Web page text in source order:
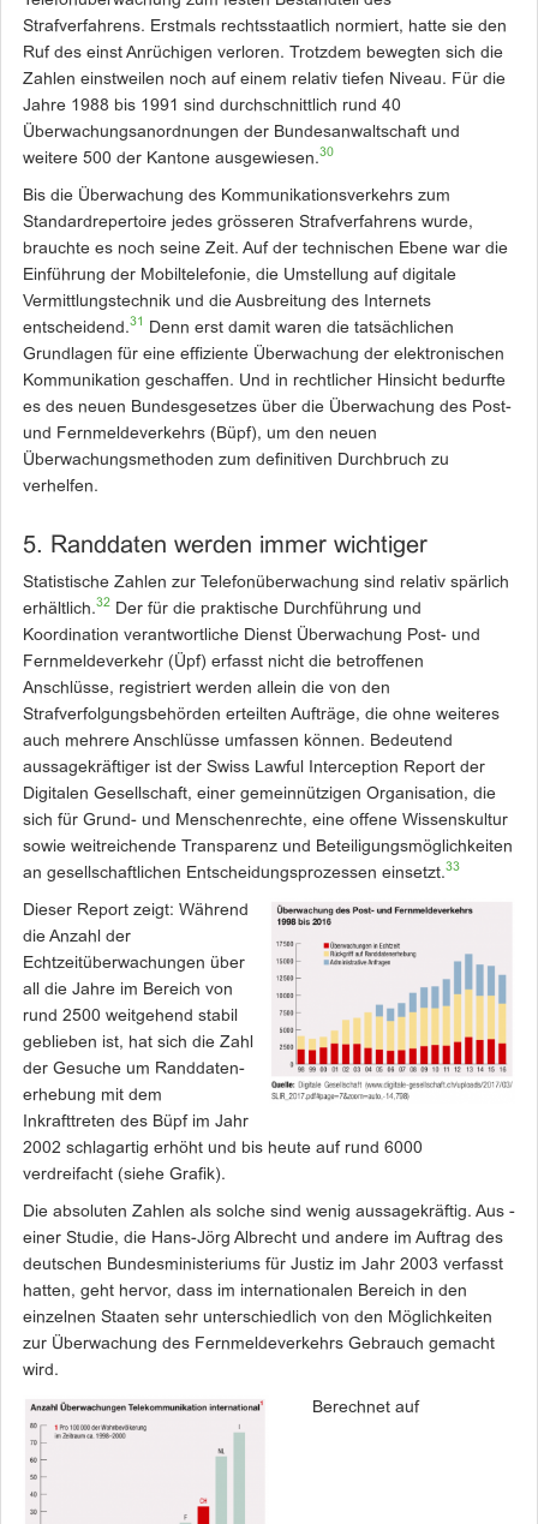
Strafverfahrens. Erstmals rechtsstaatlich normiert, hatte sie den
Ruf des einst Anrüchigen verloren. Trotzdem bewegten sich die
Zahlen einstweilen noch auf ­einem relativ tiefen Niveau. Für die
­Jahre 1988 bis 1991 sind durchschnittlich rund 40
Überwachungsanordnungen der Bundesanwaltschaft und
weitere 500 der Kantone ausgewiesen.30
Bis die Überwachung des Kommunikationsverkehrs zum
Standardrepertoire jedes grösseren Strafverfahrens wurde,
brauchte es noch seine Zeit. Auf der technischen Ebene war die
Einführung der Mobiltelefonie, die Umstellung auf digitale
Vermittlungstechnik und die Ausbreitung des Internets
entscheidend.31
Denn erst damit waren die tatsächlichen
Grundlagen für eine effiziente Überwachung der elektronischen
Kommunikation geschaffen. Und in rechtlicher Hinsicht bedurfte
es des neuen Bundesgesetzes über die Überwachung des Post-
und Fernmeldeverkehrs (Büpf), um den neuen
Überwachungsmethoden zum definitiven Durchbruch zu
verhelfen.
5. Randdaten werden immer wichtiger
Statistische Zahlen zur Telefonüberwachung sind relativ spärlich
erhältlich.32
Der für die praktische Durchführung und
Koordination verantwortliche Dienst Überwachung Post- und
Fernmeldeverkehr (Üpf) erfasst nicht die betroffenen
Anschlüsse, registriert werden allein die von den
Strafverfolgungsbehörden erteilten Aufträge, die ohne weiteres
auch mehrere Anschlüsse umfassen können. Bedeutend
aussagekräftiger ist der Swiss Lawful Interception Report der
Digitalen Gesellschaft, einer gemeinnützigen Organisation, die
sich für Grund- und Menschenrechte, eine offene Wissenskultur
sowie weitreichende Transparenz und Beteiligungsmöglichkeiten
an gesellschaftlichen Entscheidungsprozessen einsetzt.33
Dieser Report zeigt: Während
die Anzahl der
Echtzeitüberwachungen über
all die Jahre im Bereich von
rund 2500 weitgehend stabil
geblieben ist, hat sich die Zahl
der Gesuche um Randdaten­
erhebung mit dem
Inkrafttreten des Büpf im Jahr
2002 schlagartig erhöht und bis heute auf rund 6000
verdreifacht (siehe Grafik).
Die absoluten Zahlen als solche sind wenig aussagekräftig. Aus ­
einer Studie, die Hans-Jörg Al­brecht und andere im Auftrag des
deutschen Bundesministeriums für Justiz im Jahr 2003 verfasst
hatten, geht hervor, dass im internationalen Bereich in den
einzelnen Staaten sehr unterschiedlich von den Möglichkeiten
zur Überwachung des Fernmeldeverkehrs Gebrauch gemacht
wird.
Berechnet auf